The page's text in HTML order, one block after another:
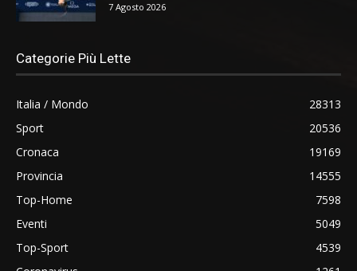
7 Agosto 2026
Categorie Più Lette
Italia / Mondo
28313
Sport
20536
Cronaca
19169
Provincia
14555
Top-Home
7598
Eventi
5049
Top-Sport
4539